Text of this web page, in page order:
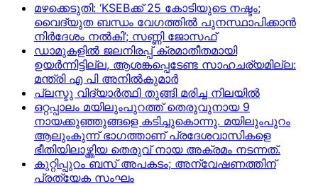
മഴക്കെടുതി: ‘KSEBക്ക് 25 കോടിയുടെ നഷ്ടം;
വൈദ്യുത ബന്ധം വേഗത്തിൽ പുനസ്ഥാപിക്കാൻ
നിർ​ദേശം നൽകി’; സണ്ണി ജോസഫ്
ഡാമുകളില്‍ ജലനിരപ്പ് ക്രമാതീതമായി
ഉയര്‍ന്നിട്ടില്ല, ആശങ്കപ്പെടേണ്ട സാഹചര്യമില്ല:
മന്ത്രി എ പി അനില്‍കുമാര്‍
പ്ലസ്ടു വിദ്യാർത്ഥി തുങ്ങി മരിച്ച നിലയിൽ
ഒറ്റപ്പാലം മയിലുംപുറത്ത് തെരുവുനായ 9
നായക്കുഞ്ഞുങ്ങളെ കടിച്ചുകൊന്നു. മയിലുംപുറം
ആലുംകുന്ന് ഭാഗത്താണ് പ്രദേശവാസികളെ
ഭീതിയിലാഴ്ത്തിയ തെരുവ് നായ അക്രമം നടന്നത്.
കുറ്റിപ്പുറം ബസ് അപകടം; അന്വേഷണത്തിന്
പ്രത്യേക സംഘം